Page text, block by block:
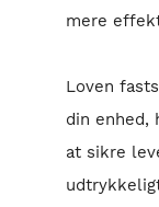
mere
Loven
din enhed,
at sikre